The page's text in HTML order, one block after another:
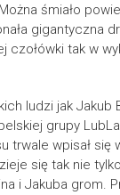
śmiało
gigantyczna
czołówki tak w
ludzi jak Jakub
grupy
trwale wpisał się
się tak nie
i Jakuba grom.